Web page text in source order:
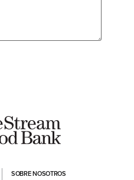
SOBRE NOSOTROS